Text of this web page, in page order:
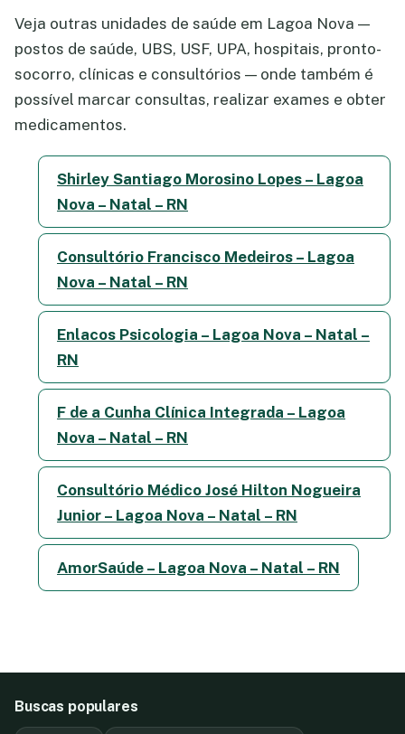
Veja outras unidades de saúde em Lagoa Nova —
postos de saúde, UBS, USF, UPA, hospitais, pronto-
socorro, clínicas e consultórios — onde também é
possível marcar consultas, realizar exames e obter
medicamentos.
Shirley Santiago Morosino Lopes – Lagoa
Nova – Natal – RN
Consultório Francisco Medeiros – Lagoa
Nova – Natal – RN
Enlacos Psicologia – Lagoa Nova – Natal –
RN
F de a Cunha Clínica Integrada – Lagoa
Nova – Natal – RN
Consultório Médico José Hilton Nogueira
Junior – Lagoa Nova – Natal – RN
AmorSaúde – Lagoa Nova – Natal – RN
Buscas populares